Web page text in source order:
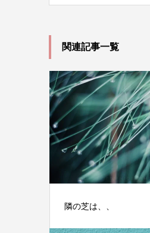
関連記事一覧
隣の芝は、、